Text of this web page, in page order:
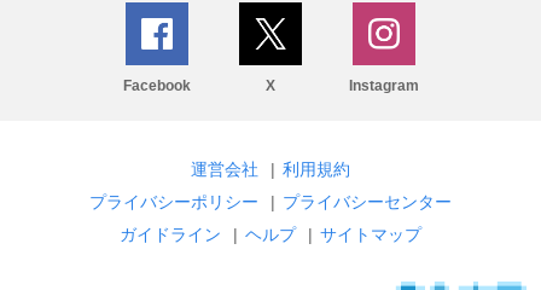
Facebook X Instagram
運営会社 | 利用規約
プライバシーポリシー
| プライバシーセンター
ガイドライン
| ヘルプ | サイトマップ